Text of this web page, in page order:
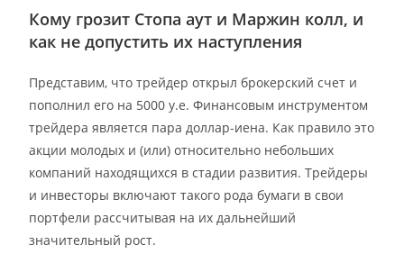
Кому грозит Стопа аут и Маржин колл, и
как не допустить их наступления
Представим, что трейдер открыл брокерский счет и
пополнил его на 5000 у.е. Финансовым инструментом
трейдера является пара доллар-иена. Как правило это
акции молодых и (или) относительно небольших
компаний находящихся в стадии развития. Трейдеры
и инвесторы включают такого рода бумаги в свои
портфели рассчитывая на их дальнейший
значительный рост.